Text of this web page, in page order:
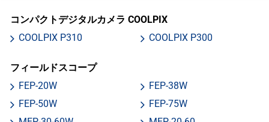
コンパクトデジタルカメラ COOLPIX
COOLPIX P310
COOLPIX P300
フィールドスコープ
FEP-20W
FEP-38W
FEP-50W
FEP-75W